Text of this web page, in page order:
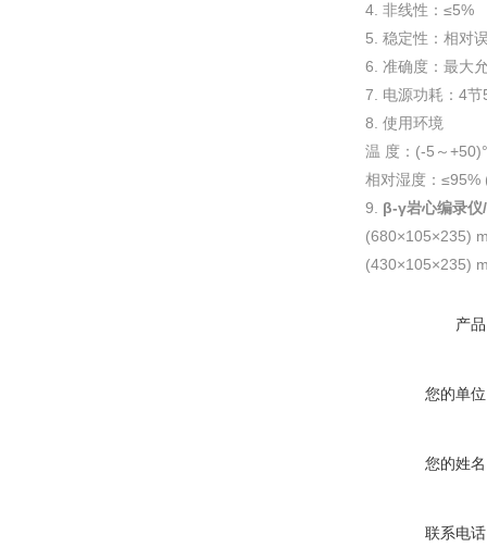
4. 非线性：≤5%
5. 稳定性：相对
6. 准确度：最大
7. 电源功耗：4
8. 使用环境
温 度：(-5～
相对湿度：≤95%
9. β-γ岩心编录仪
(680×105×235)
(430×105×235)
产
您的单
您的姓
联系电